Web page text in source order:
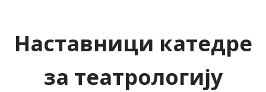
Наставници катедре
за театрологију